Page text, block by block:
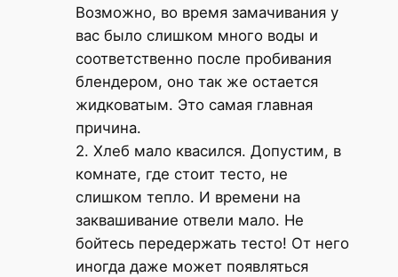
Возможно, во время замачивания у
вас было слишком много воды и
соответственно после пробивания
блендером, оно так же остается
жидковатым. Это самая главная
причина.
2. Хлеб мало квасился. Допустим, в
комнате, где стоит тесто, не
слишком тепло. И времени на
заквашивание отвели мало. Не
бойтесь передержать тесто! От него
иногда даже может появляться